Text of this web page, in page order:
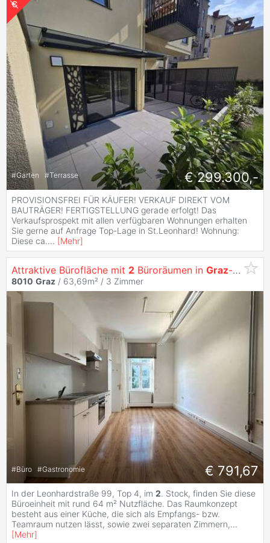
#Garten #Terrasse € 299.300,-
PROVISIONSFREI FÜR KÄUFER! VERKAUF DIREKT VOM
BAUTRÄGER! FERTIGSTELLUNG gerade erfolgt! Das
Verkaufsprospekt mit allen verfügbaren Wohnungen erhalten
Sie gerne auf Anfrage Top-Lage in St.Leonhard! Wohnung:
Diese ca.... [Mehr]
Attraktive Bürofläche mit 2 Büroräumen in Graz-
8010 Graz / 63,69m² / 3 Zimmer
#Büro #Gastronomie € 791,67
In der Leonhardstraße 99, Top 4, im 2. Stock, finden Sie diese
Büroeinheit mit rund 64 m² Nutzfläche. Das Raumkonzept
besteht aus einer Küche, die sich als Empfangs- bzw.
Teamraum nutzen lässt, sowie zwei separaten Zimmern,...
[Mehr]